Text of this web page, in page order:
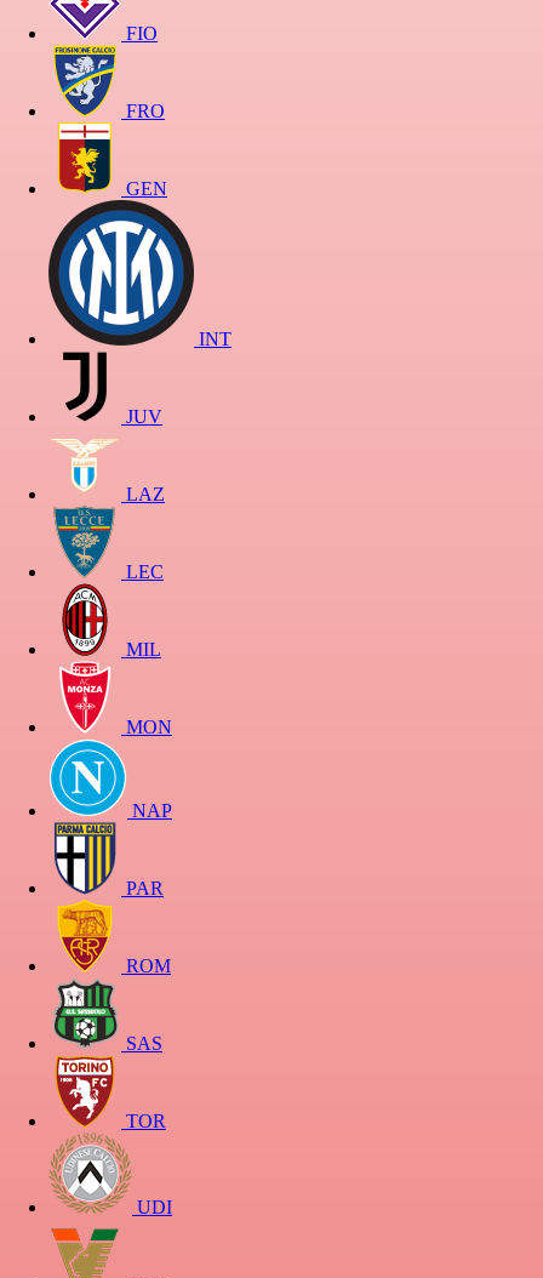
FIO
FRO
GEN
INT
JUV
LAZ
LEC
MIL
MON
NAP
PAR
ROM
SAS
TOR
UDI